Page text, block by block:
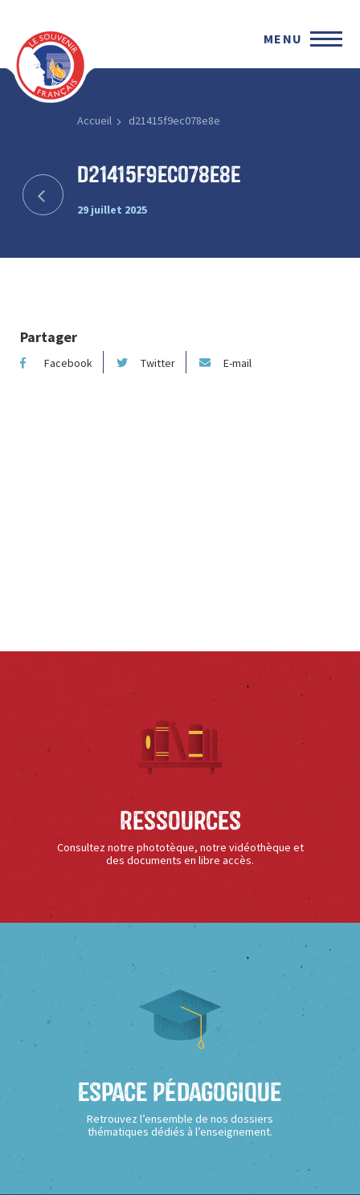
MENU
Accueil d21415f9ec078e8e
d21415f9ec078e8e
29 juillet 2025
Partager
Facebook Twitter E-mail
Ressources
Consultez notre phototèque, notre vidéothèque et
des documents en libre accès.
Espace Pédagogique
Retrouvez l’ensemble de nos dossiers
thématiques dédiés à l’enseignement.